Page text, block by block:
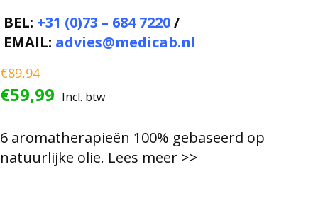
BEL: +31 (0)73 – 684 7220/
EMAIL: advies@medicab.nl
€89,94
€59,99 Incl. btw
6 aromatherapieën 100% gebaseerd op
natuurlijke olie. Lees meer >>